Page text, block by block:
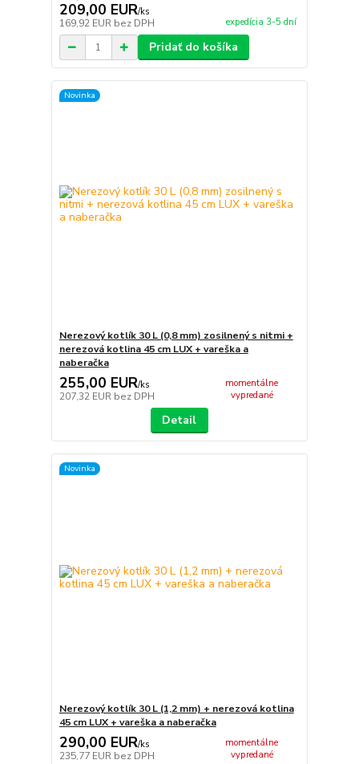
209,00 EUR/ks
169,92 EUR bez DPH expedícia 3-5 dní
Pridať do košíka
Novinka
Nerezový kotlík 30 L (0,8 mm) zosilnený s nitmi +
nerezová kotlina 45 cm LUX + vareška a
naberačka
255,00 EUR/ks
207,32 EUR bez DPH
momentálne
vypredané
Detail
Novinka
Nerezový kotlík 30 L (1,2 mm) + nerezová kotlina
45 cm LUX + vareška a naberačka
290,00 EUR/ks
235,77 EUR bez DPH
momentálne
vypredané